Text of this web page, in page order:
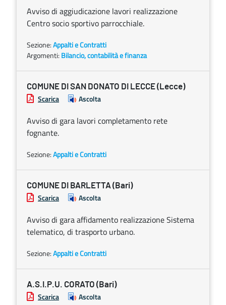
Avviso di aggiudicazione lavori realizzazione
Centro socio sportivo parrocchiale.
Sezione:Appalti e Contratti
Argomenti: Bilancio, contabilità e finanza
COMUNE DI SAN DONATO DI LECCE (Lecce)
Scarica Ascolta
Avviso di gara lavori completamento rete
fognante.
Sezione:Appalti e Contratti
COMUNE DI BARLETTA (Bari)
Scarica Ascolta
Avviso di gara affidamento realizzazione Sistema
telematico, di trasporto urbano.
Sezione:Appalti e Contratti
A.S.I.P.U. CORATO (Bari)
Scarica Ascolta